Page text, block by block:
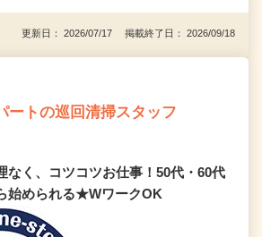
更新日： 2026/07/17 掲載終了日： 2026/09/18
ートの巡回清掃スタッフ
なく、コツコツお仕事！50代・60代
始められる★WワークOK